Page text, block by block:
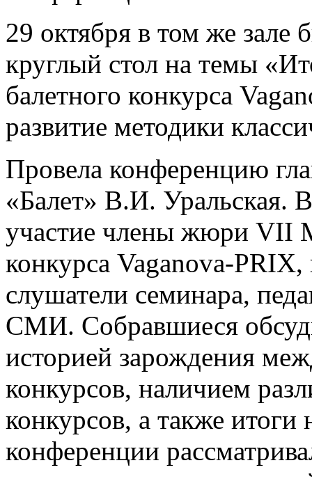
29 октября в том же зале
круглый стол на темы
балетного конкурса
развитие методики
Провела конференцию
«Балет» В.И. Уральская.
участие члены жюри VII
конкурса Vaganova-PRIX,
слушатели семинара,
СМИ. Собравшиеся
историей зарождения
конкурсов, наличием
конкурсов, а также
конференции